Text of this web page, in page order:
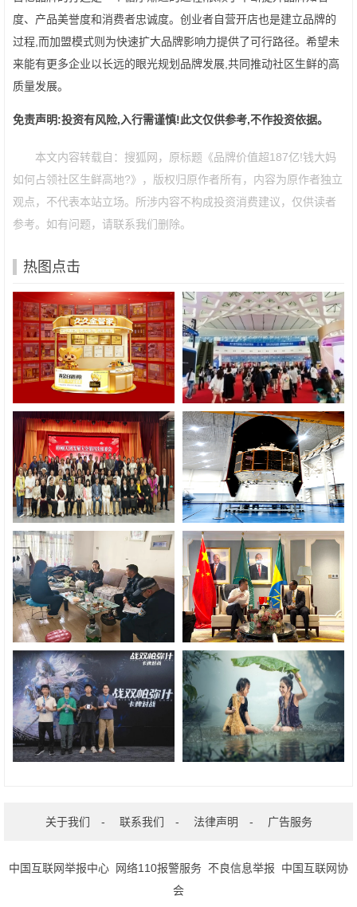
度、产品美誉度和消费者忠诚度。创业者自营开店也是建立品牌的
过程,而加盟模式则为快速扩大品牌影响力提供了可行路径。希望未
来能有更多企业以长远的眼光规划品牌发展,共同推动社区生鲜的高
质量发展。
免责声明:投资有风险,入行需谨慎!此文仅供参考,不作投资依据。
本文内容转载自：搜狐网，原标题《品牌价值超187亿!钱大妈
如何占领社区生鲜高地?》，版权归原作者所有，内容为原作者独立
观点，不代表本站立场。所涉内容不构成投资消费建议，仅供读者
参考。如有问题，请联系我们删除。
热图点击
关于我们 - 联系我们 - 法律声明 - 广告服务
中国互联网举报中心 网络110报警服务 不良信息举报
中国互联网协
会